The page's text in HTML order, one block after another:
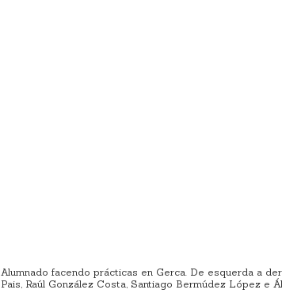
Alumnado facendo prácticas en Gerca. De esquerda a
Pais, Raúl González Costa, Santiago Bermúdez López e